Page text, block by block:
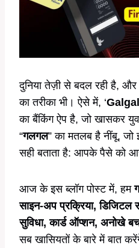
दुनिया तेज़ी से बदल रही है,
का तरीका भी। ऐसे में, ‘
का बैंकिंग ऐप है, जो खासकर
“गलगल” का मतलब है नींबू, जो
सही बताता है: आपके पैसे को
आज के इस ब्लॉग पोस्ट में, हम
साइन-अप प्रक्रिया, डिजिटल
सुविधा, कार्ड ऑप्शन, अनोखे
सब खासियतों के बारे में बात